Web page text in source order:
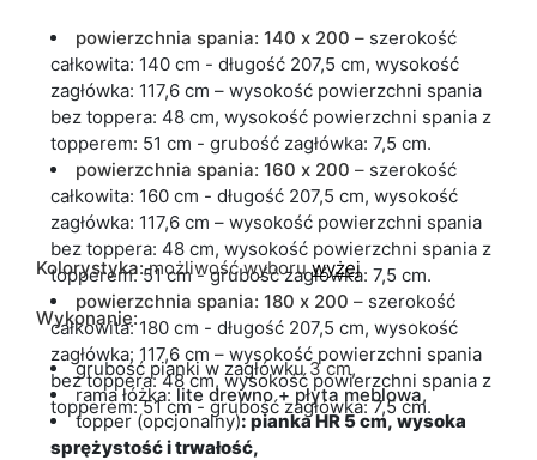
powierzchnia spania: 140 x 200 – szerokość
całkowita: 140 cm - długość 207,5 cm, wysokość
zagłówka: 117,6 cm – wysokość powierzchni spania
bez toppera: 48 cm, wysokość powierzchni spania z
topperem: 51 cm - grubość zagłówka: 7,5 cm.
powierzchnia spania: 160 x 200 – szerokość
całkowita: 160 cm - długość 207,5 cm, wysokość
zagłówka: 117,6 cm – wysokość powierzchni spania
bez toppera: 48 cm, wysokość powierzchni spania z
topperem: 51 cm - grubość zagłówka: 7,5 cm.
powierzchnia spania: 180 x 200 – szerokość
całkowita: 180 cm - długość 207,5 cm, wysokość
zagłówka: 117,6 cm – wysokość powierzchni spania
bez toppera: 48 cm, wysokość powierzchni spania z
topperem: 51 cm - grubość zagłówka: 7,5 cm.
Kolorystyka:możliwość wyboruwyżej
Wykonanie:
grubość pianki w zagłówku3 cm,
rama łóżka: lite drewno + płyta meblowa,
topper (opcjonalny): pianka HR 5 cm, wysoka
sprężystość i trwałość,